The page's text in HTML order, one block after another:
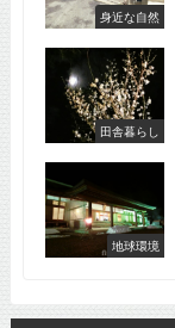
身近な自然
田舎暮らし
地球環境